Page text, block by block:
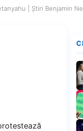
| Știri Benjamin